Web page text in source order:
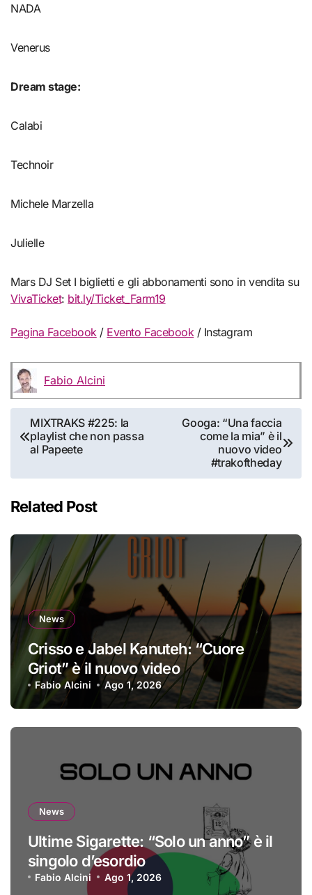
NADA
Venerus
Dream stage:
Calabi
Technoir
Michele Marzella
Julielle
Mars DJ Set I biglietti e gli abbonamenti sono in vendita su
VivaTicket: bit.ly/Ticket_Farm19
Pagina Facebook / Evento Facebook / Instagram
Fabio Alcini
Navigazione
articoli
MIXTRAKS #225: la
playlist che non passa
al Papeete
Googa: “Una faccia
come la mia” è il
nuovo video
#trakoftheday
Related Post
News
Crisso e Jabel Kanuteh: “Cuore
Griot” è il nuovo video
Fabio Alcini Ago 1, 2026
News
Ultime Sigarette: “Solo un anno” è il
singolo d’esordio
Fabio Alcini Ago 1, 2026